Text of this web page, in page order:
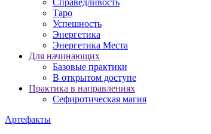
Справедливость
Таро
Успешность
Энергетика
Энергетика Места
Для начинающих
Базовые практики
В открытом доступе
Практика в направлениях
Сефиротическая магия
Артефакты